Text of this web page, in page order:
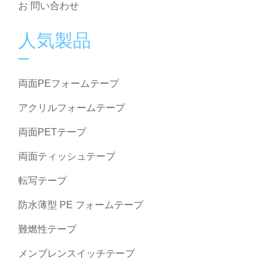
お 問い合わせ
人気製品
両面PEフォームテープ
アクリルフォームテープ
両面PETテープ
両面ティッシュテープ
転写テープ
防水薄型 PE フォームテープ
難燃性テープ
メンブレンスイッチテープ